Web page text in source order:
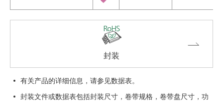
封装
有关产品的详细信息，请参见数据表。
封装文件或数据表包括封装尺寸，卷带规格，卷带盘尺寸，功